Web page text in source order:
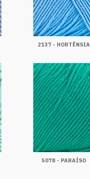
2137 - HORTÊNSIA
5078 - PARAÍSO